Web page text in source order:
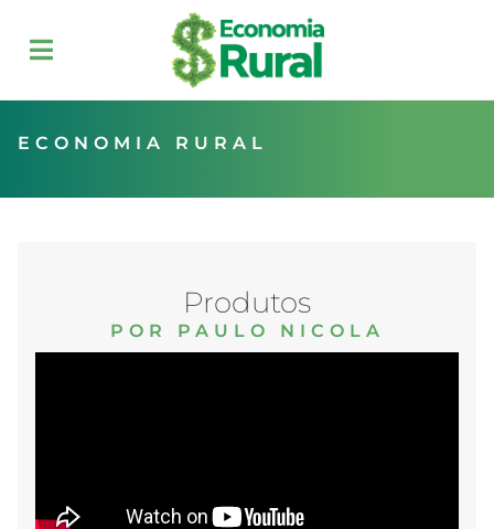
ECONOMIA RURAL
Produtos
POR PAULO NICOLA